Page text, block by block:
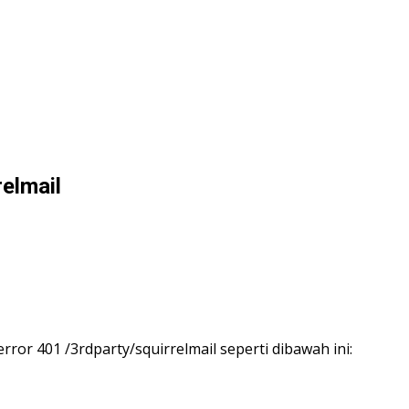
401 /3rdparty/squirrelmail seperti dibawah ini: